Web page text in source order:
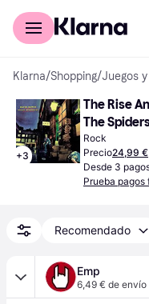
Comprar con Klarna
Klarna/Shopping/Juegos
+3
The Rise
The
Rock
Precio24,99 €
Desde 3
Prueba pagos
Recomendado
Emp
6,49 € de envío